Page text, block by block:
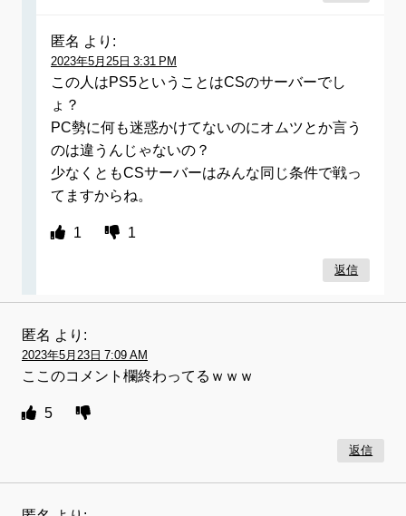
匿名 より:
2023年5月25日 3:31 PM
この人はPS5ということはCSのサーバーでし
ょ？
PC勢に何も迷惑かけてないのにオムツとか言う
のは違うんじゃないの？
少なくともCSサーバーはみんな同じ条件で戦っ
てますからね。
1 1
返信
匿名 より:
2023年5月23日 7:09 AM
ここのコメント欄終わってるｗｗｗ
5
返信